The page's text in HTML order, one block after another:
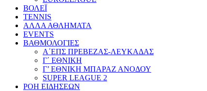
ΒΟΛΕΪ
TENNIS
ΑΛΛΑ ΑΘΛΗΜΑΤΑ
EVENTS
ΒΑΘΜΟΛΟΓΙΕΣ
Α΄ΕΠΣ ΠΡΕΒΕΖΑΣ-ΛΕΥΚΑΔΑΣ
Γ΄ ΕΘΝΙΚΗ
Γ’ ΕΘΝΙΚΗ ΜΠΑΡΑΖ ΑΝΟΔΟΥ
SUPER LEAGUE 2
ΡΟΗ ΕΙΔΗΣΕΩΝ